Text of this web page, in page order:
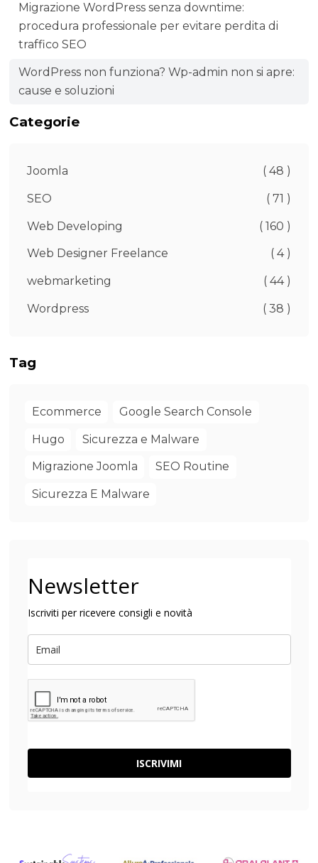
Migrazione WordPress senza downtime:
procedura professionale per evitare perdita di
traffico SEO
WordPress non funziona? Wp-admin non si apre:
cause e soluzioni
Categorie
Joomla ( 48 )
SEO ( 71 )
Web Developing ( 160 )
Web Designer Freelance ( 4 )
webmarketing ( 44 )
Wordpress ( 38 )
Tag
Ecommerce Google Search Console
Hugo Sicurezza e Malware
Migrazione Joomla SEO Routine
Sicurezza E Malware
Newsletter
Iscriviti per ricevere consigli e novità
ISCRIVIMI